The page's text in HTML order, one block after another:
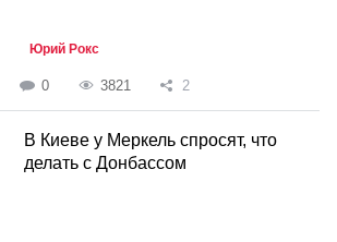
Юрий Рокс
0 3821 2
В Киеве у Меркель спросят, что
делать с Донбассом